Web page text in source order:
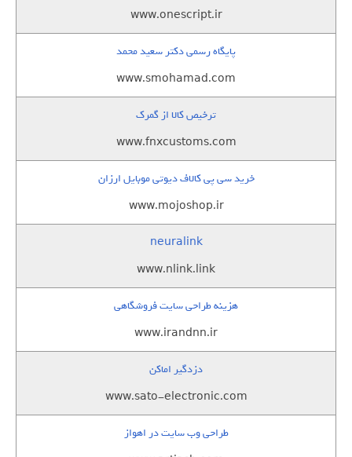
www.onescript.ir
پایگاه رسمی دکتر سعید محمد
www.smohamad.com
ترخیص کالا از گمرک
www.fnxcustoms.com
خرید سی پی کالاف دیوتی موبایل ارزان
www.mojoshop.ir
neuralink
www.nlink.link
هزینه طراحی سایت فروشگاهی
www.irandnn.ir
دزدگیر اماکن
www.sato-electronic.com
طراحی وب سایت در اهواز